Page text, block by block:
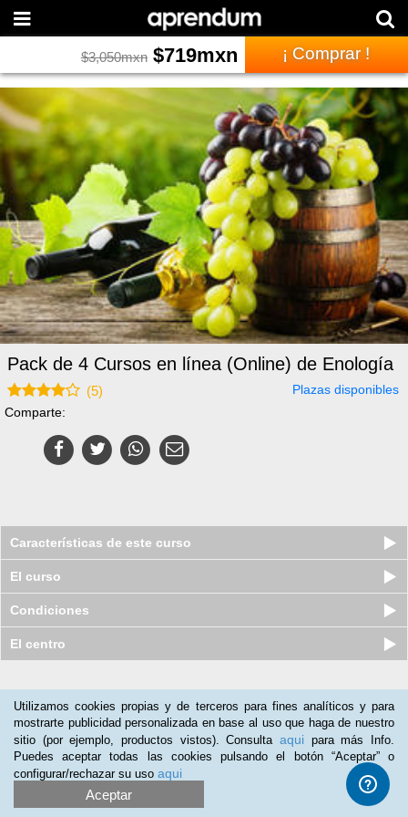
$3,050mxn $719mxn ¡ Comprar !
Pack de 4 Cursos en línea (Online) de Enología
(5)
Plazas disponibles
Comparte:
Características de este curso
El curso
Condiciones
El centro
Isabel Sanchez-morate(06-05-2017)
A las personas que deseen aumentar sus conocimientos relativos
al mundo del vino
Diego Figueroa(27-04-2016)
Utilizamos cookies propias y de terceros para fines analíticos y para
mostrarte publicidad personalizada en base al uso que haga de nuestro
sitio (por ejemplo, productos vistos). Consulta aqui para más Info.
Puedes aceptar todas las cookies pulsando el botón “Aceptar” o
configurar/rechazar su uso aqui
Aceptar